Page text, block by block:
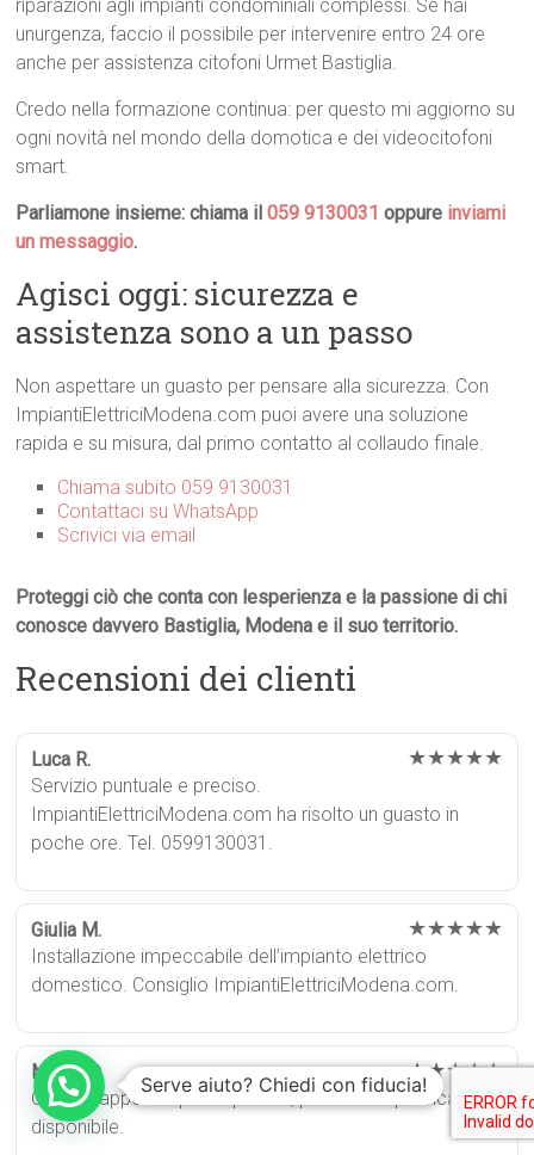
riparazioni agli impianti condominiali complessi. Se hai
unurgenza, faccio il possibile per intervenire entro 24 ore
anche per assistenza citofoni Urmet Bastiglia.
Credo nella formazione continua: per questo mi aggiorno su
ogni novità nel mondo della domotica e dei videocitofoni
smart.
Parliamone insieme: chiama il059 9130031 oppure inviami
un messaggio.
Agisci oggi: sicurezza e
assistenza sono a un passo
Non aspettare un guasto per pensare alla sicurezza. Con
ImpiantiElettriciModena.com puoi avere una soluzione
rapida e su misura, dal primo contatto al collaudo finale.
Chiama subito 059 9130031
Contattaci su WhatsApp
Scrivici via email
Proteggi ciò che conta con lesperienza e la passione di chi
conosce davvero Bastiglia, Modena e il suo territorio.
Recensioni dei clienti
Luca R. ★★★★★
Servizio puntuale e preciso.
ImpiantiElettriciModena.com ha risolto un guasto in
poche ore. Tel. 0599130031.
Giulia M. ★★★★★
Installazione impeccabile dell’impianto elettrico
domestico. Consiglio ImpiantiElettriciModena.com.
Marco D. ★★★★★
Ottimo rapporto qualità-prezzo, personale qualificato e
disponibile.
Serve aiuto? Chiedi con fiducia!